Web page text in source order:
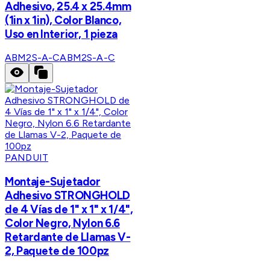
Adhesivo, 25.4 x 25.4mm
(1in x 1in), Color Blanco,
Uso en Interior, 1 pieza
ABM2S-A-CABM2S-A-C
PANDUIT
Montaje-Sujetador
Adhesivo STRONGHOLD
de 4 Vías de 1" x 1" x 1/4",
Color Negro, Nylon 6.6
Retardante de Llamas V-
2, Paquete de 100pz